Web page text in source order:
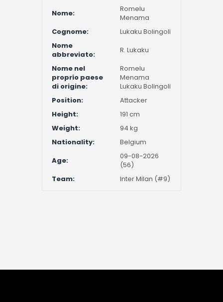
Nome:
Romelu
Menama
Cognome:
Lukaku Bolingoli
Nome
abbreviato:
R. Lukaku
Nome nel
proprio paese
di origine:
Romelu
Menama
Lukaku Bolingoli
Position:
Attacker
Height:
191 cm
Weight:
94 kg
Nationality:
Belgium
Age:
09-08-2026
(56)
Team:
Inter Milan (#9)